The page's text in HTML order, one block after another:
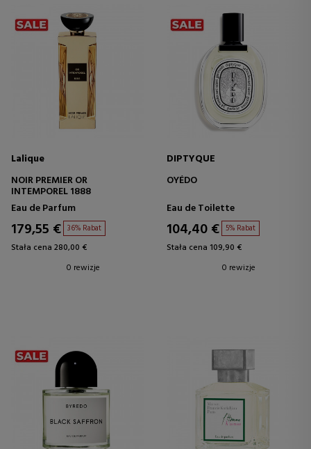
Lalique
NOIR PREMIER OR
INTEMPOREL 1888
Eau de Parfum
179,55 € 36% Rabat
Stała cena 280,00 €
0 rewizje
DIPTYQUE
OYÉDO
Eau de Toilette
104,40 € 5% Rabat
Stała cena 109,90 €
0 rewizje